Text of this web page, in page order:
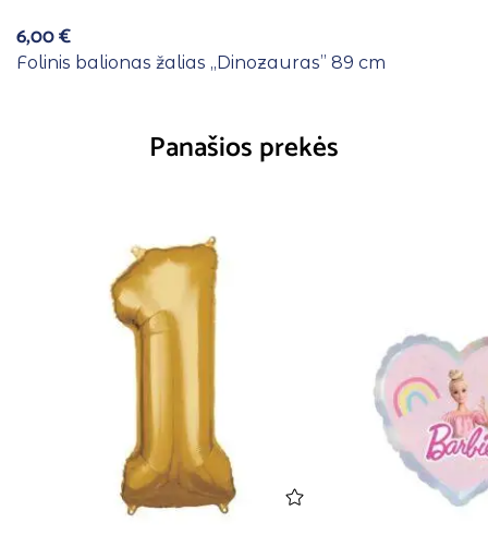
6,00€
Folinis balionas žalias ,,Dinozauras” 89 cm
Panašios prekės